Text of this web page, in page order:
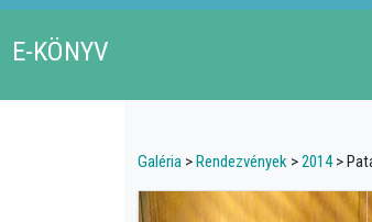
E-KÖNYV
Galéria>Rendezvények>2014>